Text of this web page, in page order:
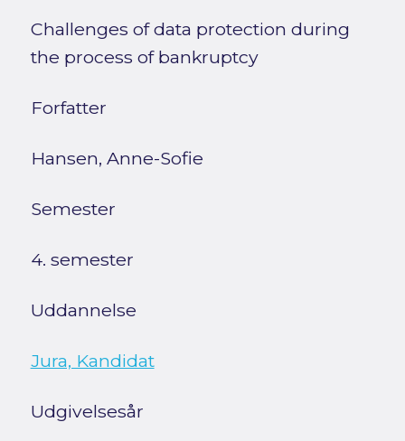
Challenges of data protection during
the process of bankruptcy
Forfatter
Hansen, Anne-Sofie
Semester
4. semester
Uddannelse
Jura, Kandidat
Udgivelsesår